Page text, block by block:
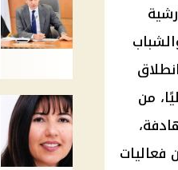
مهرجان الكرازة 2026 بإيبارشية
من
فعاليات